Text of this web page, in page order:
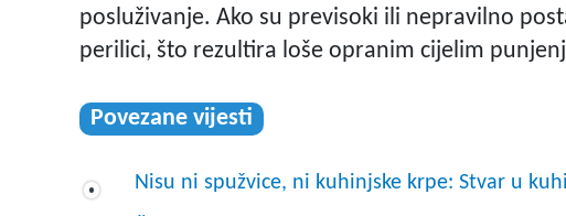
posluživanje. Ako su previsoki ili nepravilno
perilici, što rezultira loše opranim cijelim
Povezane vijesti
Nisu ni spužvice, ni kuhinjske krpe: Stvar u